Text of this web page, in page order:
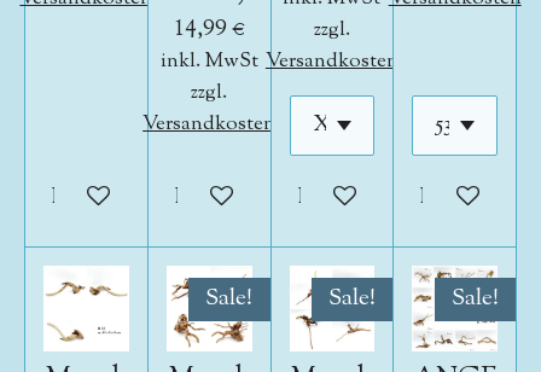
In den Warenkorb
14,99 €
inkl. MwSt
zzgl.
Versandkosten
In den Warenkorb
zzgl.
Versandkosten
In den Warenkorb
In den
Sale! Sale! Sale!